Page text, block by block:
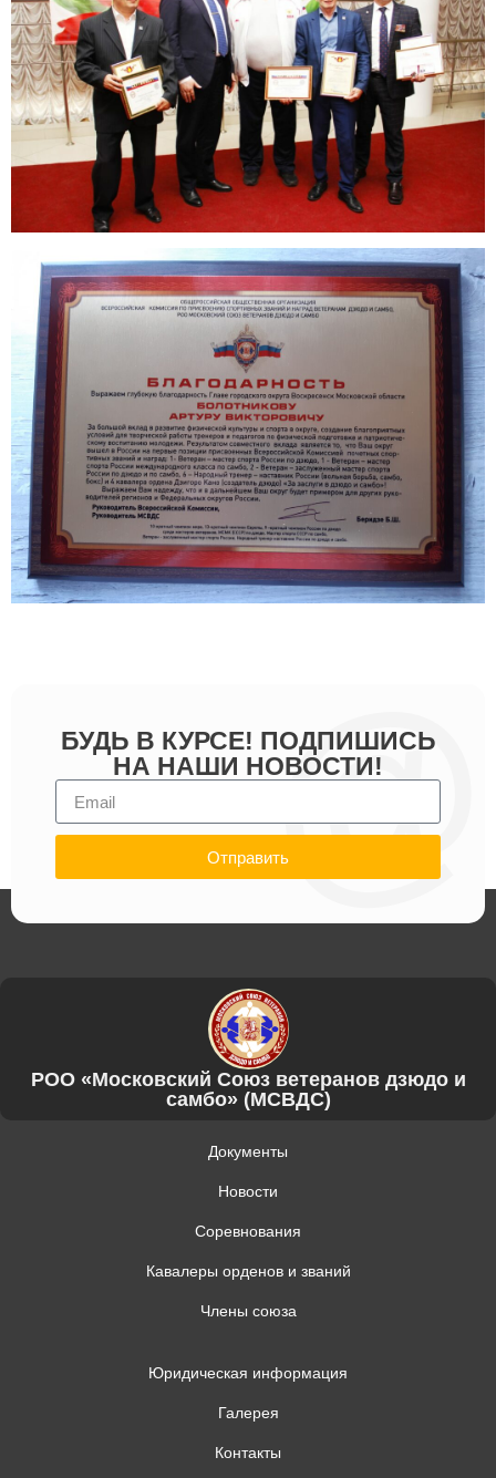
БУДЬ В КУРСЕ! ПОДПИШИСЬ
НА НАШИ НОВОСТИ!
Отправить
РОО «Московский Союз ветеранов дзюдо и
самбо» (МСВДС)
Документы
Новости
Соревнования
Кавалеры орденов и званий
Члены союза
Юридическая информация
Галерея
Контакты